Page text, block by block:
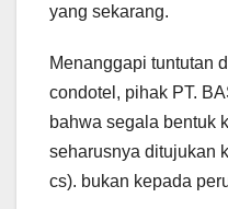
yang sekarang.
Menanggapi tuntutan
condotel, pihak PT.
bahwa segala bentuk
seharusnya ditujukan
cs). bukan kepada